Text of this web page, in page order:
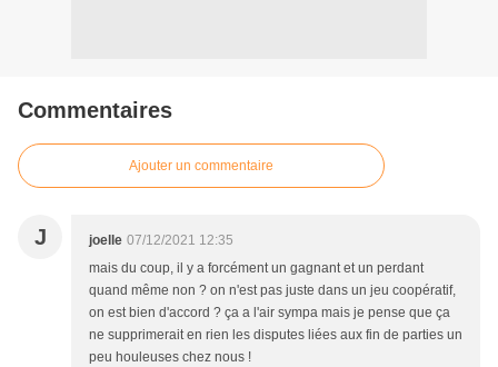
Commentaires
Ajouter un commentaire
J joelle 07/12/2021 12:35
mais du coup, il y a forcément un gagnant et un perdant
quand même non ? on n'est pas juste dans un jeu coopératif,
on est bien d'accord ? ça a l'air sympa mais je pense que ça
ne supprimerait en rien les disputes liées aux fin de parties un
peu houleuses chez nous !